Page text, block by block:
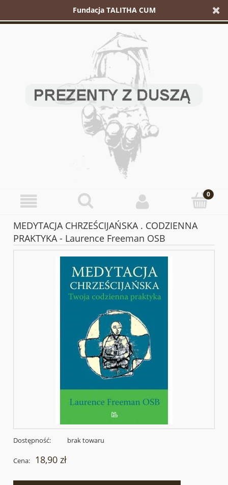
Fundacja TALITHA CUM
MEDYTACJA CHRZEŚCIJAŃSKA . CODZIENNA
PRAKTYKA - Laurence Freeman OSB
Dostępność: brak towaru
Cena: 18,90 zł